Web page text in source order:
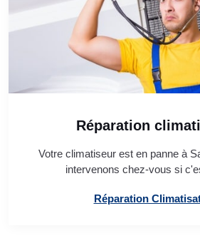
Réparation
Votre climatiseur est en panne à
intervenons chez-vous si
Réparation